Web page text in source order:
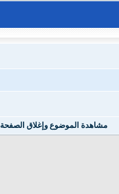
مشاهدة الموضوع وإغلاق الصفحة